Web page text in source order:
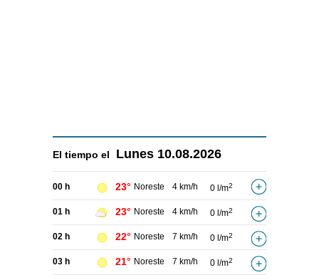
El tiempo el Lunes 10.08.2026
00 h 23° Noreste 4 km/h 0 l/m2
01 h 23° Noreste 4 km/h 0 l/m2
02 h 22° Noreste 7 km/h 0 l/m2
03 h 21° Noreste 7 km/h 0 l/m2